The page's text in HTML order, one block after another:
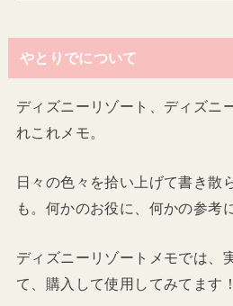
やとりでについて
ディズニーリゾート、ディズニ
れこれメモ。
日々の色々を拾い上げて書き散
も。何かのお役に、何かの参考
ディズニーリゾートメモでは、
て、購入して使用してみてます！